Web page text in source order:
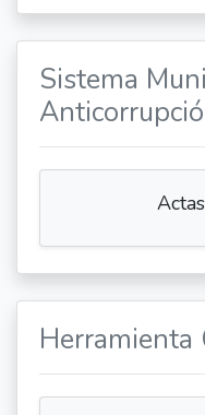
Sistema
Herramienta